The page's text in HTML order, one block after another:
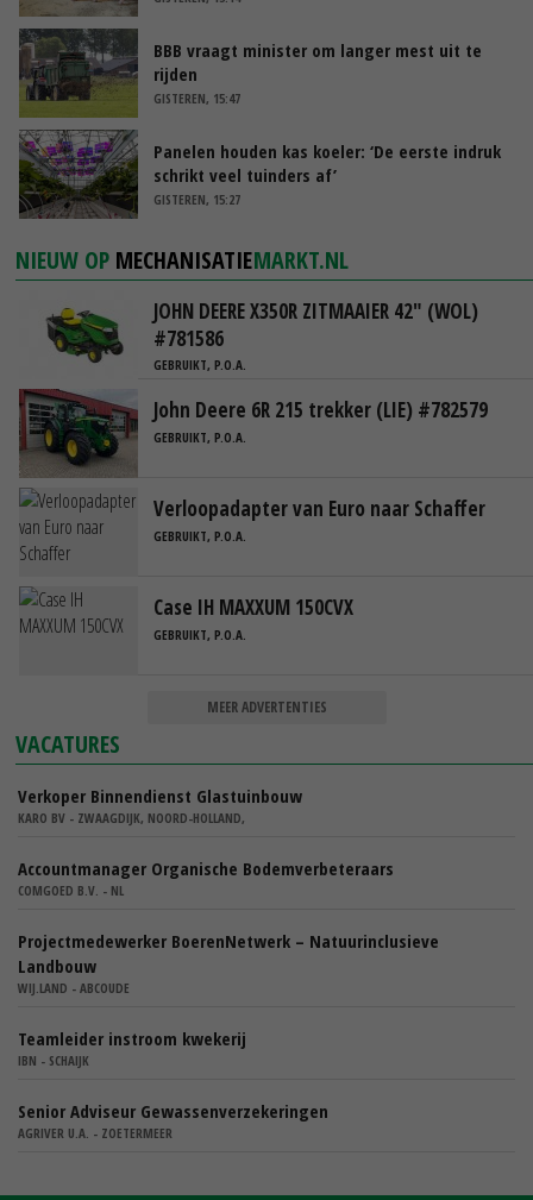
BBB vraagt minister om langer mest uit te
rijden
GISTEREN, 15:47
Panelen houden kas koeler: ‘De eerste indruk
schrikt veel tuinders af’
GISTEREN, 15:27
NIEUW OP MECHANISATIEMARKT.NL
JOHN DEERE X350R ZITMAAIER 42" (WOL)
#781586
GEBRUIKT, P.O.A.
John Deere 6R 215 trekker (LIE) #782579
GEBRUIKT, P.O.A.
Verloopadapter van Euro naar Schaffer
GEBRUIKT, P.O.A.
Case IH MAXXUM 150CVX
GEBRUIKT, P.O.A.
MEER ADVERTENTIES
VACATURES
Verkoper Binnendienst Glastuinbouw
KARO BV - ZWAAGDIJK, NOORD-HOLLAND,
Accountmanager Organische Bodemverbeteraars
COMGOED B.V. - NL
Projectmedewerker BoerenNetwerk – Natuurinclusieve
Landbouw
WIJ.LAND - ABCOUDE
Teamleider instroom kwekerij
IBN - SCHAIJK
Senior Adviseur Gewassenverzekeringen
AGRIVER U.A. - ZOETERMEER